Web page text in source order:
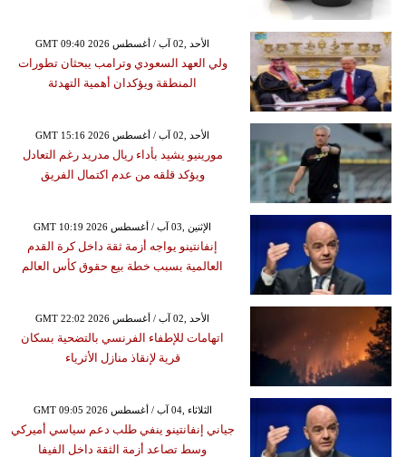
GMT 09:40 2026 الأحد ,02 آب / أغسطس
ولي العهد السعودي وترامب يبحثان تطورات
المنطقة ويؤكدان أهمية التهدئة
GMT 15:16 2026 الأحد ,02 آب / أغسطس
مورينيو يشيد بأداء ريال مدريد رغم التعادل
ويؤكد قلقه من عدم اكتمال الفريق
GMT 10:19 2026 الإثنين ,03 آب / أغسطس
إنفانتينو يواجه أزمة ثقة داخل كرة القدم
العالمية بسبب خطة بيع حقوق كأس العالم
GMT 22:02 2026 الأحد ,02 آب / أغسطس
اتهامات للإطفاء الفرنسي بالتضحية بسكان
قرية لإنقاذ منازل الأثرياء
GMT 09:05 2026 الثلاثاء ,04 آب / أغسطس
جياني إنفانتينو ينفي طلب دعم سياسي أميركي
وسط تصاعد أزمة الثقة داخل الفيفا